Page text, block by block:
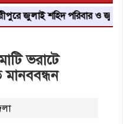
জুলাই শহিদ পরিবার ও জুলাই
ভরাটে